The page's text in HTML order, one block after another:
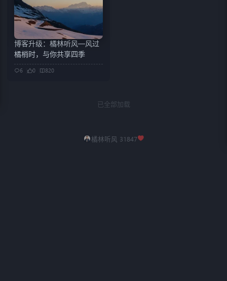
博客升级：橘林听风—风过
橘梢时，与你共享四季
6 0 820
已全部加载
橘林听风 31847